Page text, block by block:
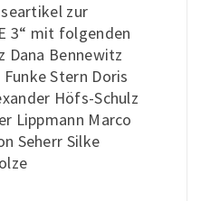
zur
3“ mit folgenden
Dana Bennewitz
Stern Doris
Höfs-Schulz
Lippmann Marco
Seherr Silke